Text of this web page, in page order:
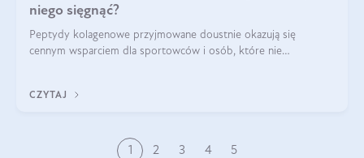
niego sięgnąć?
Peptydy kolagenowe przyjmowane doustnie okazują się
cennym wsparciem dla sportowców i osób, które nie
CZYTAJ
1 2 3 4 5